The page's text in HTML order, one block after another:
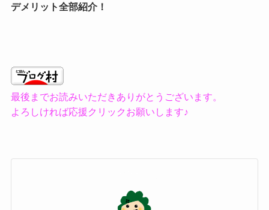
デメリット全部紹介！
最後までお読みいただきありがとうございます。
よろしければ応援クリックお願いします♪